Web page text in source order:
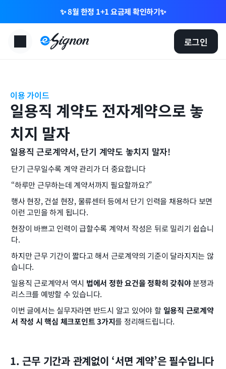
✨ 8월 한정 1+1 요금제 확인하기✨
로그인
이용 가이드
일용직 계약도 전자계약으로 놓
치지 말자
일용직 근로계약서, 단기 계약도 놓치지 말자!
단기 근무일수록 계약 관리가 더 중요합니다
“하루만 근무하는데 계약서까지 필요할까요?”
행사 현장, 건설 현장, 물류센터 등에서 단기 인력을 채용하다 보면
이런 고민을 하게 됩니다.
현장이 바쁘고 인력이 급할수록 계약서 작성은 뒤로 밀리기 쉽습니
다.
하지만 근무 기간이 짧다고 해서 근로계약의 기준이 달라지지는 않
습니다.
일용직 근로계약서 역시 법에서 정한 요건을 정확히 갖춰야 분쟁과
리스크를 예방할 수 있습니다.
이번 글에서는 실무자라면 반드시 알고 있어야 할 일용직 근로계약
서 작성 시 핵심 체크포인트 3가지를 정리해드립니다.
1. 근무 기간과 관계없이 ‘서면 계약’은 필수입니다